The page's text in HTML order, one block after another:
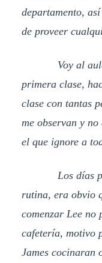
departamento,
de proveer
Voy al aula
primera clase,
clase con tantas
me observan y
el que ignore a
Los días
rutina, era obvio
comenzar Lee no
cafetería, motivo
James cocinaran